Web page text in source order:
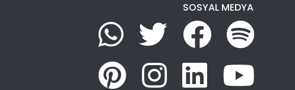
SOSYAL MEDYA